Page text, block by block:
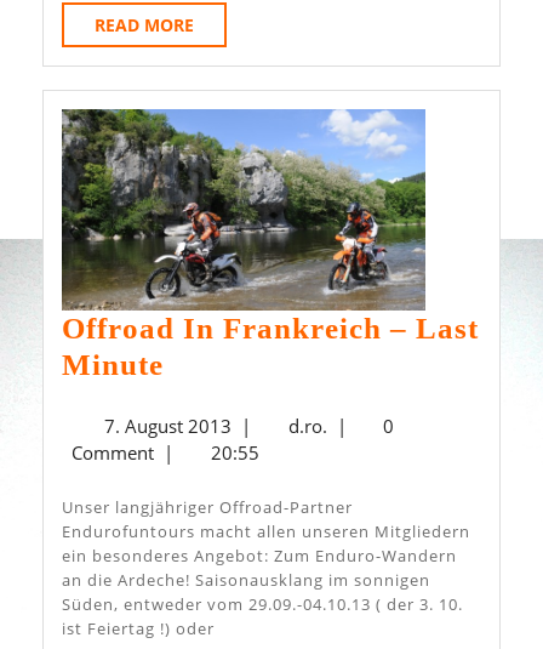
READ MORE
MORE
Offroad In Frankreich – Last
Minute
Frankreich
–
Last
Minute
7. August 20137.
August
| d.ro. d.ro.
|
0
Comment | 20:55
Unser langjähriger Offroad-Partner
Endurofuntours macht allen unseren Mitgliedern
ein besonderes Angebot: Zum Enduro-Wandern
an die Ardeche! Saisonausklang im sonnigen
Süden, entweder vom 29.09.-04.10.13 ( der 3. 10.
ist Feiertag !) oder